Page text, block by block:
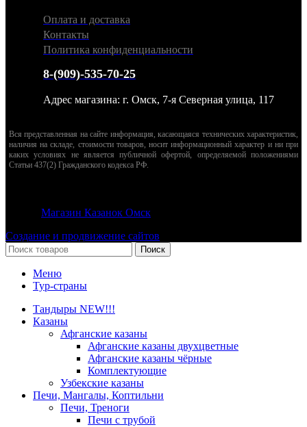
Оплата и доставка
Контакты
Политика конфиденциальности
8-(909)-535-70-25
Адрес магазина: г. Омск, 7-я Северная улица, 117
Вся представленная на сайте информация, касающаяся технических характеристик,
наличия на складе, стоимости товаров, носит информационный характер и ни при
каких условиях не является публичной офертой, определяемой положениями
Статьи 437(2) Гражданского кодекса РФ.
Магазин Казанок Омск
Создание и продвижение сайтов
Поиск
Меню
Тур-страны
Тандыры NEW!!!
Казаны
Афганские казаны
Афганские казаны двухцветные
Афганские казаны чёрные
Комплектующие
Узбекские казаны
Печи, Мангалы, Коптильни
Печи, Треноги
Печи с трубой